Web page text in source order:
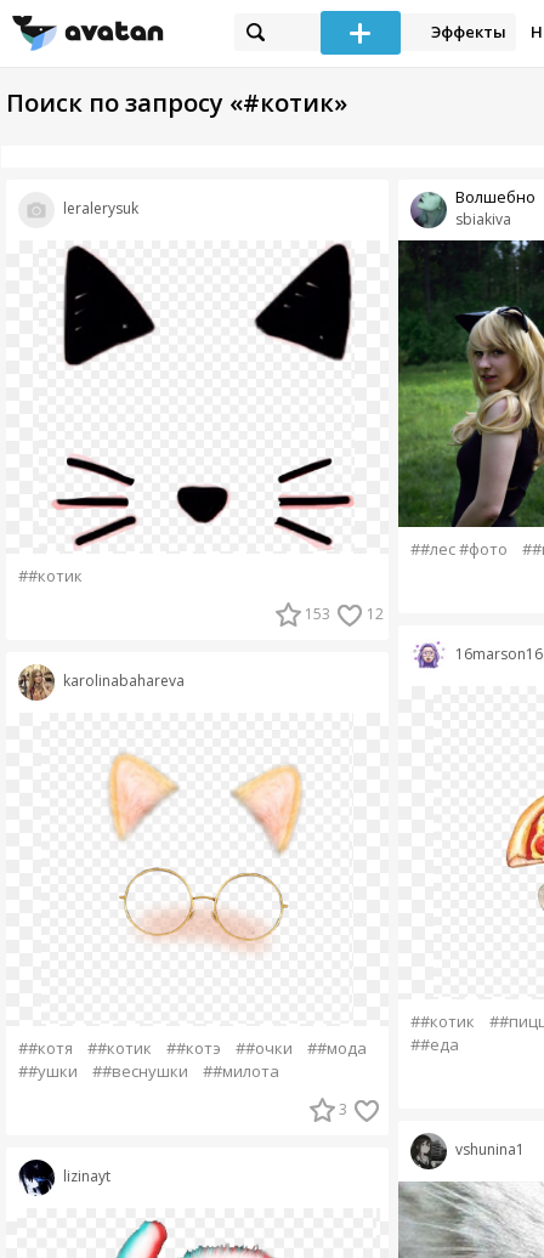
Эффекты
Поиск по запросу «#котик»
leralerysuk
##котик
153 12
karolinabahareva
##котя ##котик ##котэ ##очки
##мода
##ушки
##веснушки ##милота
3
lizinayt
sbiakiva
Волшебно
##лес #фото
16marson16
##котик
##еда
vshunina1